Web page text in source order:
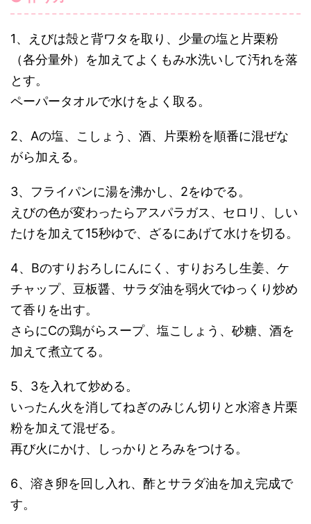
1、えびは殻と背ワタを取り、少量の塩と片栗粉
（各分量外）を加えてよくもみ水洗いして汚れを落
とす。
ペーパータオルで水けをよく取る。
2、Aの塩、こしょう、酒、片栗粉を順番に混ぜな
がら加える。
3、フライパンに湯を沸かし、2をゆでる。
えびの色が変わったらアスパラガス、セロリ、しい
たけを加えて15秒ゆで、ざるにあげて水けを切る。
4、Bのすりおろしにんにく、すりおろし生姜、ケ
チャップ、豆板醤、サラダ油を弱火でゆっくり炒め
て香りを出す。
さらにCの鶏がらスープ、塩こしょう、砂糖、酒を
加えて煮立てる。
5、3を入れて炒める。
いったん火を消してねぎのみじん切りと水溶き片栗
粉を加えて混ぜる。
再び火にかけ、しっかりとろみをつける。
6、溶き卵を回し入れ、酢とサラダ油を加え完成で
す。